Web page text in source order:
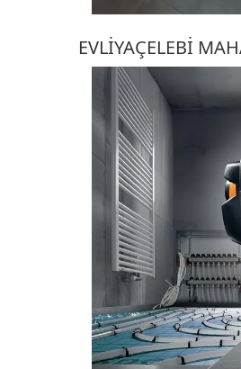
EVLIYAÇELEBI